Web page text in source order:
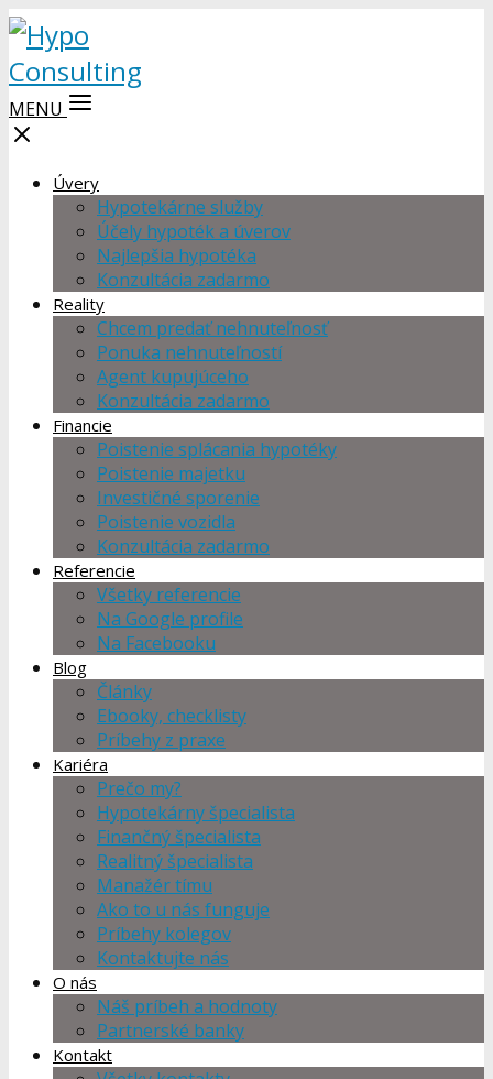
MENU
Úvery
Hypotekárne služby
Účely hypoték a úverov
Najlepšia hypotéka
Konzultácia zadarmo
Reality
Chcem predať nehnuteľnosť
Ponuka nehnuteľností
Agent kupujúceho
Konzultácia zadarmo
Financie
Poistenie splácania hypotéky
Poistenie majetku
Investičné sporenie
Poistenie vozidla
Konzultácia zadarmo
Referencie
Všetky referencie
Na Google profile
Na Facebooku
Blog
Články
Ebooky, checklisty
Príbehy z praxe
Kariéra
Prečo my?
Hypotekárny špecialista
Finančný špecialista
Realitný špecialista
Manažér tímu
Ako to u nás funguje
Príbehy kolegov
Kontaktujte nás
O nás
Náš príbeh a hodnoty
Partnerské banky
Kontakt